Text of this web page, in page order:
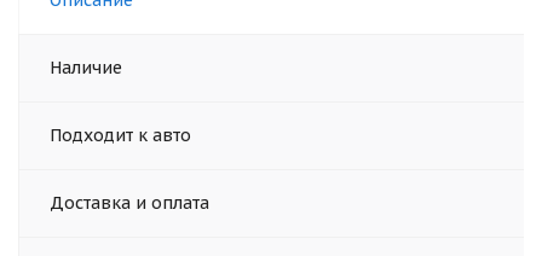
Наличие
Подходит к авто
Доставка и оплата